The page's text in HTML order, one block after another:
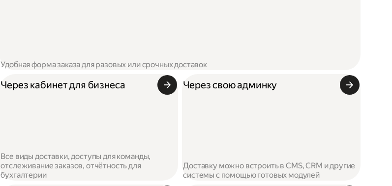
Удобная форма заказа для разовых или срочных доставок
Через кабинет для бизнеса
Все виды доставки, доступы для команды,
отслеживание заказов, отчётность для
бухгалтерии
Через свою админку
Доставку можно встроить в CMS, CRM и другие
системы с помощью готовых модулей